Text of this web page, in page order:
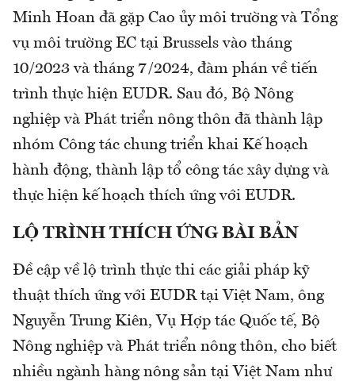
Minh Hoan đã gặp Cao ủy môi trường và Tổng
vụ môi trường EC tại Brussels vào tháng
10/2023 và tháng 7/2024, đàm phán về tiến
trình thực hiện EUDR. Sau đó, Bộ Nông
nghiệp và Phát triển nông thôn đã thành lập
nhóm Công tác chung triển khai Kế hoạch
hành động, thành lập tổ công tác xây dựng và
thực hiện kế hoạch thích ứng với EUDR.
LỘ TRÌNH THÍCH ỨNG BÀI BẢN
Đề cập về lộ trình thực thi các giải pháp kỹ
thuật thích ứng với EUDR tại Việt Nam, ông
Nguyễn Trung Kiên, Vụ Hợp tác Quốc tế, Bộ
Nông nghiệp và Phát triển nông thôn, cho biết
nhiều ngành hàng nông sản tại Việt Nam như